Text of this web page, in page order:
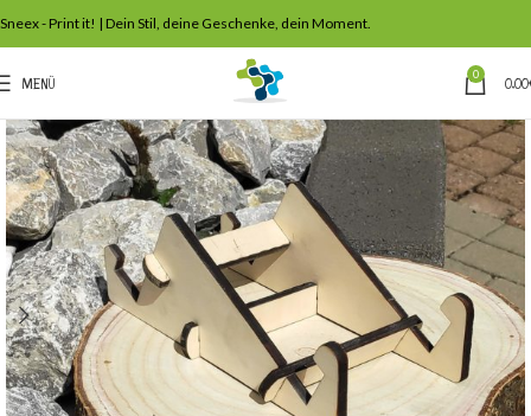
Sneex - Print it! | Dein Stil, deine Geschenke, dein Moment.
MENÜ 0 0,00